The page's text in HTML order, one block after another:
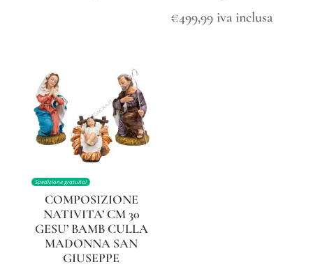
€499,99 iva inclusa
Spedizione gratuita!
COMPOSIZIONE
NATIVITA’ CM 30
GESU’ BAMB CULLA
MADONNA SAN
GIUSEPPE